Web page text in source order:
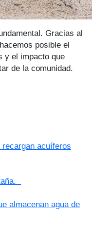
Gracias al
posible el
y el impacto que
de la comunidad.
acuíferos
almacenan agua de